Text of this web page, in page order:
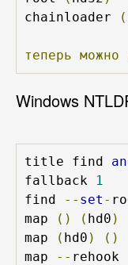
chainloader
(
теперь можно
Windows
title find
fallback
1
find
-- set -
map
() ( hd0 )
map
( hd0 )
()
map
-- rehook